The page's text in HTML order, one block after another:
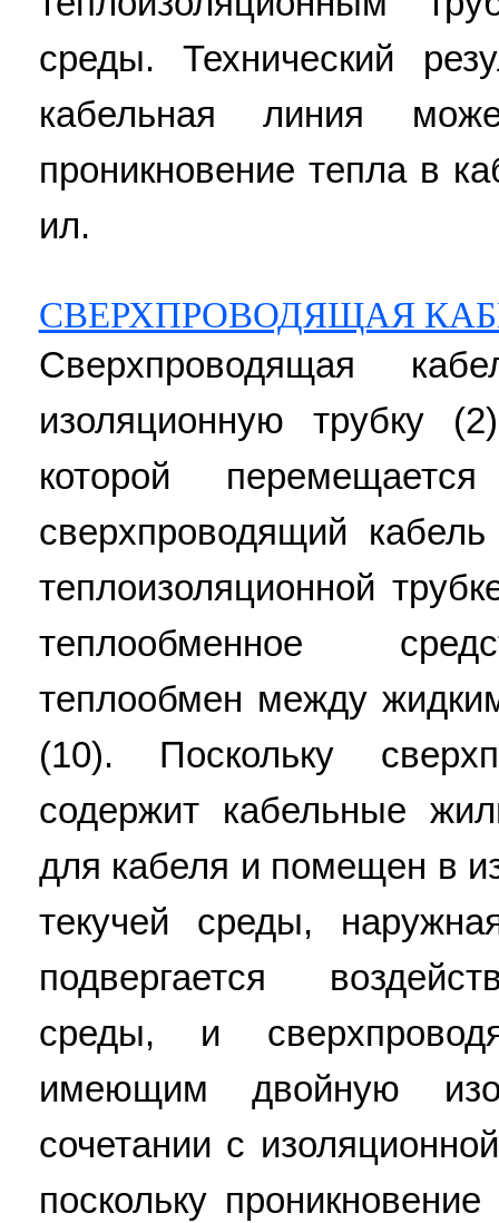
среды. Технический
кабельная линия
проникновение тепла в
ил.
СВЕРХПРОВОДЯЩАЯ
Сверхпроводящая
изоляционную трубку
которой
сверхпроводящий
теплоизоляционной
теплообменное
теплообмен между
(10). Поскольку
содержит кабельные
для кабеля и помещен в
текучей среды,
подвергается
среды, и
имеющим двойную
сочетании с
поскольку